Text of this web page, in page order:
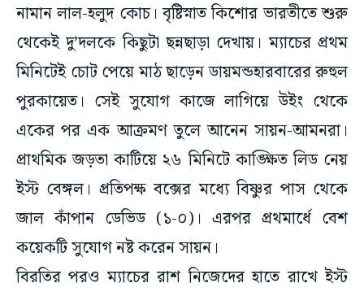
নামান লাল-হলুদ কোচ। বৃষ্টিস্নাত কিশোর ভারতীতে শুরু
থেকেই দু’দলকে কিছুটা ছন্নছাড়া দেখায়। ম্যাচের প্রথম
মিনিটেই চোট পেয়ে মাঠ ছাড়েন ডায়মন্ডহারবারের রুহুল
পুরকায়েত। সেই সুযোগ কাজে লাগিয়ে উইং থেকে
একের পর এক আক্রমণ তুলে আনেন সায়ন-আমনরা।
প্রাথমিক জড়তা কাটিয়ে ২৬ মিনিটে কাঙ্ক্ষিত লিড নেয়
ইস্ট বেঙ্গল। প্রতিপক্ষ বক্সের মধ্যে বিষ্ণুর পাস থেকে
জাল কাঁপান ডেভিড (১-০)। এরপর প্রথমার্ধে বেশ
কয়েকটি সুযোগ নষ্ট করেন সায়ন।
বিরতির পরও ম্যাচের রাশ নিজেদের হাতে রাখে ইস্ট